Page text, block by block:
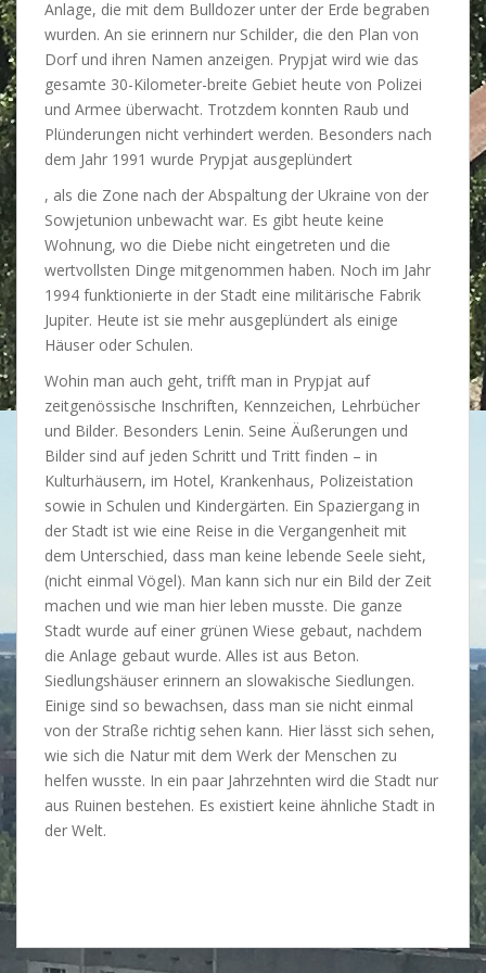
Anlage, die mit dem Bulldozer unter der Erde begraben
wurden. An sie erinnern nur Schilder, die den Plan von
Dorf und ihren Namen anzeigen. Prypjat wird wie das
gesamte 30-Kilometer-breite Gebiet heute von Polizei
und Armee überwacht. Trotzdem konnten Raub und
Plünderungen nicht verhindert werden. Besonders nach
dem Jahr 1991 wurde Prypjat ausgeplündert
S
C
M
p
h
a
r
a
m
e
, als die Zone nach der Abspaltung der Ukraine von der
Sowjetunion unbewacht war. Es gibt heute keine
Wohnung, wo die Diebe nicht eingetreten und die
wertvollsten Dinge mitgenommen haben. Noch im Jahr
1994 funktionierte in der Stadt eine militärische Fabrik
Jupiter. Heute ist sie mehr ausgeplündert als einige
Häuser oder Schulen.
Wohin man auch geht, trifft man in Prypjat auf
zeitgenössische Inschriften, Kennzeichen, Lehrbücher
und Bilder. Besonders Lenin. Seine Äußerungen und
Bilder sind auf jeden Schritt und Tritt finden – in
Kulturhäusern, im Hotel, Krankenhaus, Polizeistation
sowie in Schulen und Kindergärten. Ein Spaziergang in
der Stadt ist wie eine Reise in die Vergangenheit mit
dem Unterschied, dass man keine lebende Seele sieht,
(nicht einmal Vögel). Man kann sich nur ein Bild der Zeit
machen und wie man hier leben musste. Die ganze
Stadt wurde auf einer grünen Wiese gebaut, nachdem
die Anlage gebaut wurde. Alles ist aus Beton.
Siedlungshäuser erinnern an slowakische Siedlungen.
Einige sind so bewachsen, dass man sie nicht einmal
von der Straße richtig sehen kann. Hier lässt sich sehen,
wie sich die Natur mit dem Werk der Menschen zu
helfen wusste. In ein paar Jahrzehnten wird die Stadt nur
aus Ruinen bestehen. Es existiert keine ähnliche Stadt in
der Welt.